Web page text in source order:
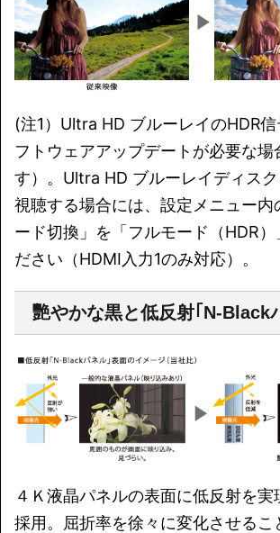
(注1）Ultra HD ブルーレイのHDR
フトウェアアップデートが必要な場
す）。Ultra HD ブルーレイディス
視聴する場合には、設定メニュー内
ード切換」を「フルモード（HDR）
ださい（HDMI入力1のみ対応）。
艷やかな黒と低反射｢N-Black
４Ｋ液晶パネルの表面に低反射を実
採用。屈折率を徐々に変化させるこ